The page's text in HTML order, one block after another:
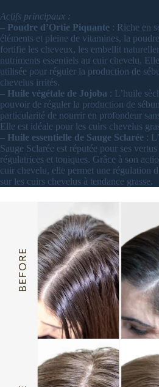
Actifs principaux :
– Poudre d’Ortie Piquante : Riche en
éléments et pleine de vitamines, la
fortifie les cheveux, les embellit
nutriments essentiels au cuir chevelu.
utilisée pour réguler la production de
chevelus irrités.
– Huile végétale de Jojoba : L’huile
pouvoir de réguler la production de
particularité de nourrir en profondeur
Elle est idéale pour les cuirs chevelus
– Huile essentielle de Sauge Sclarée :
Sauge Sclarée est réputée pour ses
régulatrices et toniques. Grâce à son
cuir chevelu, elle permet une régulation
sur les cuirs chevelus à tendance grasse.